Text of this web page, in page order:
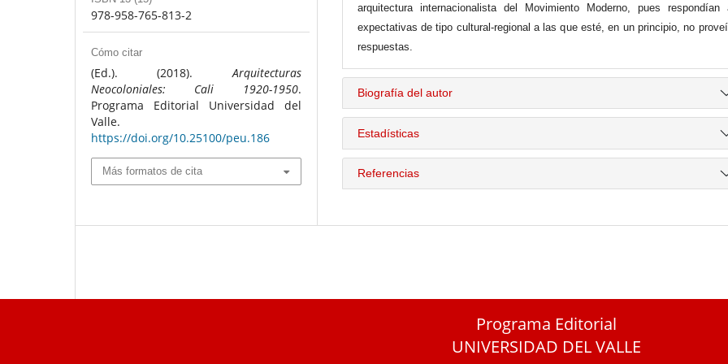
978-958-765-813-2
Cómo citar
(Ed.). (2018). Arquitecturas
Neocoloniales: Cali 1920-1950.
Programa Editorial Universidad del
Valle.
https://doi.org/10.25100/peu.186
Más formatos de cita
arquitectura internacionalista del Movimiento Moderno, pues respondían
expectativas de tipo cultural-regional a las que esté, en un principio, no
respuestas.
Biografía del autor
Estadísticas
Referencias
Programa Editorial
UNIVERSIDAD DEL VALLE